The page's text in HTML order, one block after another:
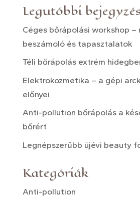
Legutóbbi
Céges bőrápolási workshop –
beszámoló és tapasztalatok
Téli bőrápolás extrém
Elektrokozmetika – a gépi
előnyei
Anti-pollution bőrápolás a
bőrért
Legnépszerűbb újévi beauty
Kategóriák
Anti-pollution